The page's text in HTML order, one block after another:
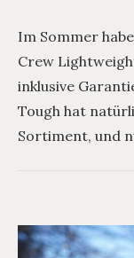
Im Sommer
Crew
inklusive
Tough hat
Sortiment, und